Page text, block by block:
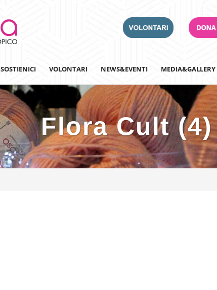
SOSTIENICI
Adotta un Ospedale
Team Building
VOLONTARI NEWS&EVENTI MEDIA&GALLERY
Flora Cult (4)